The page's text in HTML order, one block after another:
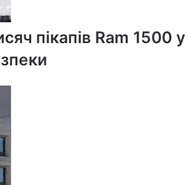
пікапів Ram 1500 у